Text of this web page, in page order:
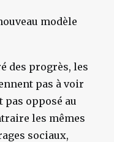
modèle
des progrès, les
pas à voir
pas opposé au
les mêmes
sociaux,